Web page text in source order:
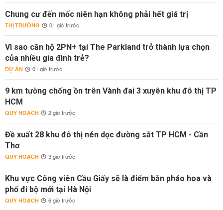
Chung cư đến mốc niên hạn không phải hết giá trị
THỊ TRƯỜNG 01 giờ trước
Vì sao căn hộ 2PN+ tại The Parkland trở thành lựa chọn
của nhiều gia đình trẻ?
DỰ ÁN 01 giờ trước
9 km tường chống ồn trên Vành đai 3 xuyên khu đô thị TP
HCM
QUY HOẠCH 2 giờ trước
Đề xuất 28 khu đô thị nén dọc đường sắt TP HCM - Cần
Thơ
QUY HOẠCH 3 giờ trước
Khu vực Công viên Cầu Giấy sẽ là điểm bắn pháo hoa và
phố đi bộ mới tại Hà Nội
QUY HOẠCH 6 giờ trước